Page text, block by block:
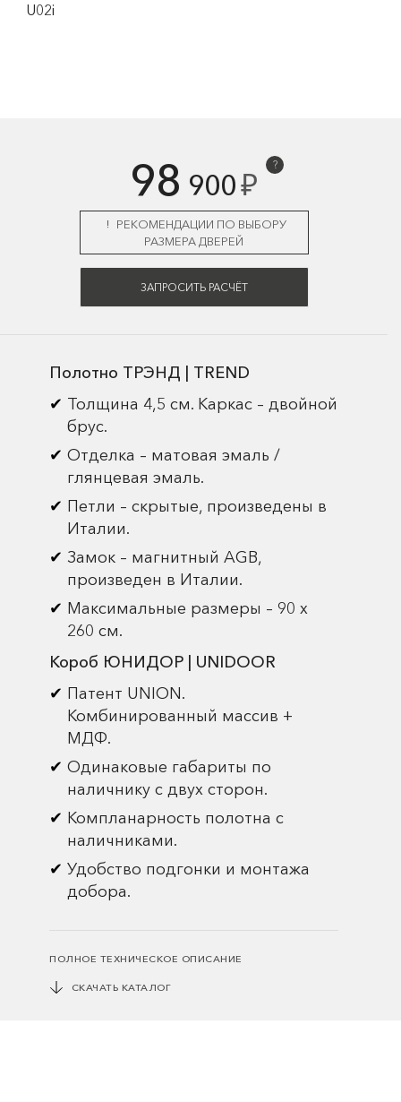
U02i
98 900₽
?
РЕКОМЕНДАЦИИ ПО ВЫБОРУ
РАЗМЕРА ДВЕРЕЙ
ЗАПРОСИТЬ РАСЧЁТ
Полотно ТРЭНД | TREND
Толщина 4,5 см. Каркас – двойной
брус.
Отделка – матовая эмаль /
глянцевая эмаль.
Петли – скрытые, произведены в
Италии.
Замок – магнитный AGB,
произведен в Италии.
Максимальные размеры – 90 х
260 см.
Короб ЮНИДОР | UNIDOOR
Патент UNION.
Комбинированный массив +
МДФ.
Одинаковые габариты по
наличнику с двух сторон.
Компланарность полотна с
наличниками.
Удобство подгонки и монтажа
добора.
ПОЛНОЕ ТЕХНИЧЕСКОЕ ОПИСАНИЕ
СКАЧАТЬ КАТАЛОГ